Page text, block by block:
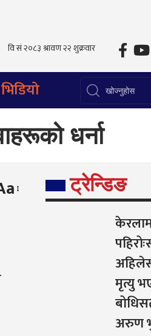
भिडियो
धर्ना
ट्रेन्डिङ
मृत्यु
अरुण